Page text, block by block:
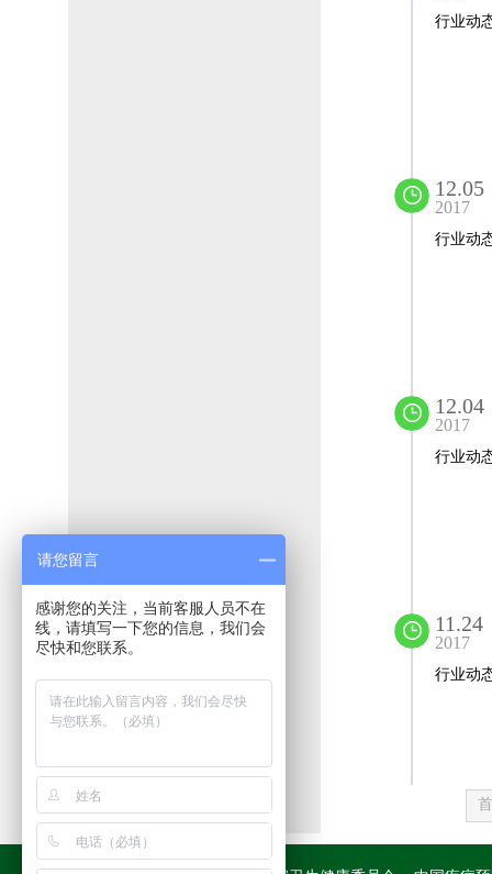
行业动
12.05
2017
行业动
12.04
2017
行业动
11.24
2017
行业动
请您留言
感谢您的关注，当前客服人员不在
线，请填写一下您的信息，我们会
尽快和您联系。